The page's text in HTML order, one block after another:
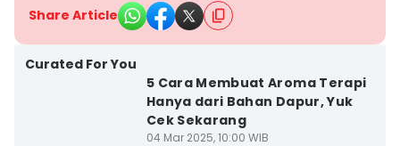
Share Article
Curated For You
5 Cara Membuat Aroma Terapi
Hanya dari Bahan Dapur, Yuk
Cek Sekarang
04 Mar 2025, 10:00 WIB